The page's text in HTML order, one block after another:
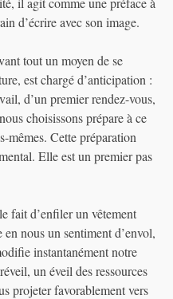
d’écrire avec son image.
tout un moyen de se
est chargé d’anticipation :
d’un premier rendez-vous,
choisissons prépare à ce
mêmes. Cette préparation
Elle est un premier pas
fait d’enfiler un vêtement
nous un sentiment d’envol,
instantanément notre
un éveil des ressources
projeter favorablement vers